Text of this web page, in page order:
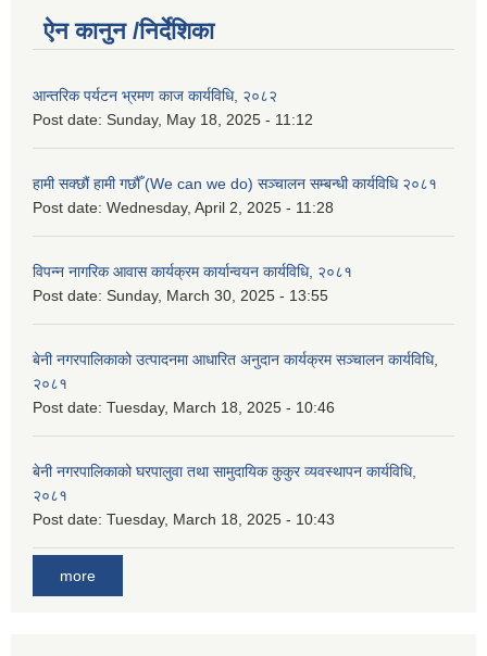
ऐन कानुन /निर्देशिका
आन्तरिक पर्यटन भ्रमण काज कार्यविधि, २०८२
Post date: Sunday, May 18, 2025 - 11:12
हामी सक्छौं हामी गछौँ (We can we do) सञ्चालन सम्बन्धी कार्यविधि २०८१
Post date: Wednesday, April 2, 2025 - 11:28
विपन्न नागरिक आवास कार्यक्रम कार्यान्वयन कार्यविधि, २०८१
Post date: Sunday, March 30, 2025 - 13:55
बेनी नगरपालिकाको उत्पादनमा आधारित अनुदान कार्यक्रम सञ्‍चालन कार्यविधि,
२०८१
Post date: Tuesday, March 18, 2025 - 10:46
बेनी नगरपालिकाको घरपालुवा तथा सामुदायिक कुकुर व्यवस्थापन कार्यविधि,
२०८१
Post date: Tuesday, March 18, 2025 - 10:43
more